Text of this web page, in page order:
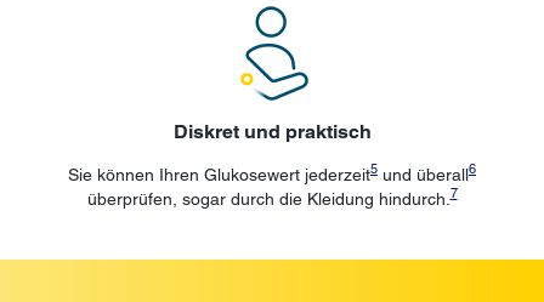
Diskret und praktisch
Sie können Ihren Glukosewert jederzeit5 und überall6
überprüfen, sogar durch die Kleidung hindurch.7